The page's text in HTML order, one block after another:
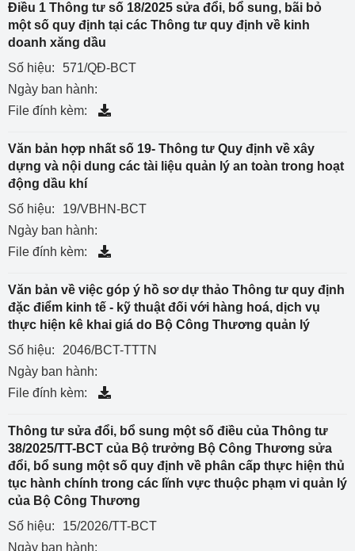
Điều 1 Thông tư số 18/2025 sửa đổi, bổ sung, bãi bỏ
một số quy định tại các Thông tư quy định về kinh
doanh xăng dầu
Số hiệu:
571/QĐ-BCT
Ngày ban hành:
File đính kèm:
Văn bản hợp nhất số 19- Thông tư Quy định về xây
dựng và nội dung các tài liệu quản lý an toàn trong hoạt
động dầu khí
Số hiệu:
19/VBHN-BCT
Ngày ban hành:
File đính kèm:
Văn bản về việc góp ý hồ sơ dự thảo Thông tư quy định
đặc điểm kinh tế - kỹ thuật đối với hàng hoá, dịch vụ
thực hiện kê khai giá do Bộ Công Thương quản lý
Số hiệu:
2046/BCT-TTTN
Ngày ban hành:
File đính kèm:
Thông tư sửa đổi, bổ sung một số điều của Thông tư
38/2025/TT-BCT của Bộ trưởng Bộ Công Thương sửa
đổi, bổ sung một số quy định về phân cấp thực hiện thủ
tục hành chính trong các lĩnh vực thuộc phạm vi quản lý
của Bộ Công Thương
Số hiệu:
15/2026/TT-BCT
Ngày ban hành: